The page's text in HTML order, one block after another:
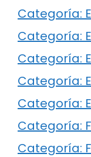
Categoría:
Categoría:
Categoría:
Categoría:
Categoría:
Categoría:
Categoría: